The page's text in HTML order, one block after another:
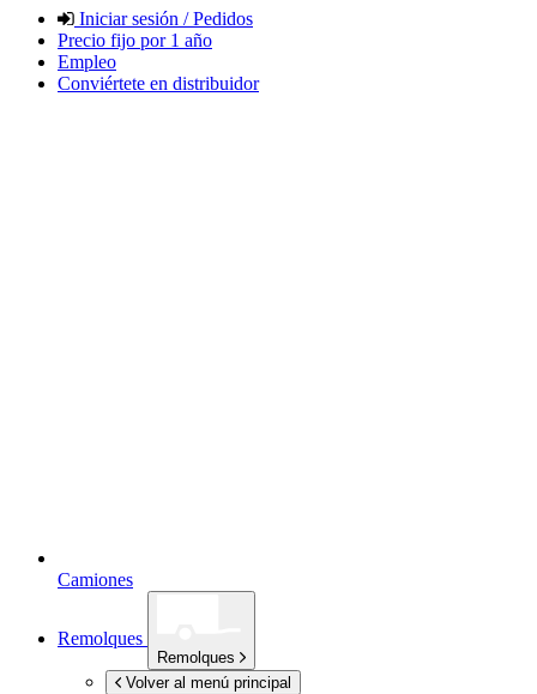
Iniciar sesión / Pedidos
Precio fijo por 1 año
Empleo
Conviértete en distribuidor
Camiones
Remolques
Remolques
Volver al menú principal